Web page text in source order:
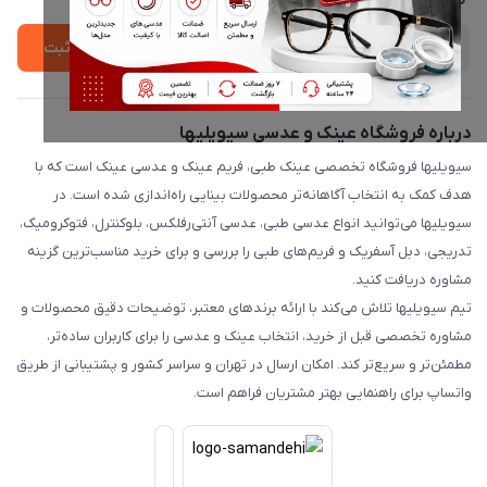
ثبت
درباره فروشگاه عینک و عدسی سیویلیها
سیویلیها فروشگاه تخصصی عینک طبی، فریم عینک و عدسی عینک است که با
هدف کمک به انتخاب آگاهانه‌تر محصولات بینایی راه‌اندازی شده است. در
سیویلیها می‌توانید انواع عدسی طبی، عدسی آنتی‌رفلکس، بلوکنترل، فتوکرومیک،
تدریجی، دبل آسفریک و فریم‌های طبی را بررسی و برای خرید مناسب‌ترین گزینه
مشاوره دریافت کنید.
تیم سیویلیها تلاش می‌کند با ارائه برندهای معتبر، توضیحات دقیق محصولات و
مشاوره تخصصی قبل از خرید، انتخاب عینک و عدسی را برای کاربران ساده‌تر،
مطمئن‌تر و سریع‌تر کند. امکان ارسال در تهران و سراسر کشور و پشتیبانی از طریق
واتساپ برای راهنمایی بهتر مشتریان فراهم است.